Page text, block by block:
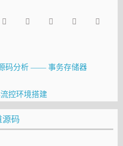
源码分析 —— 事务存储器
控环境搭建
源码